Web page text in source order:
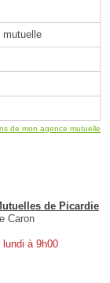
mutuelle
de mon agence mutuelle
de Picardie
Caron
lundi à 9h00